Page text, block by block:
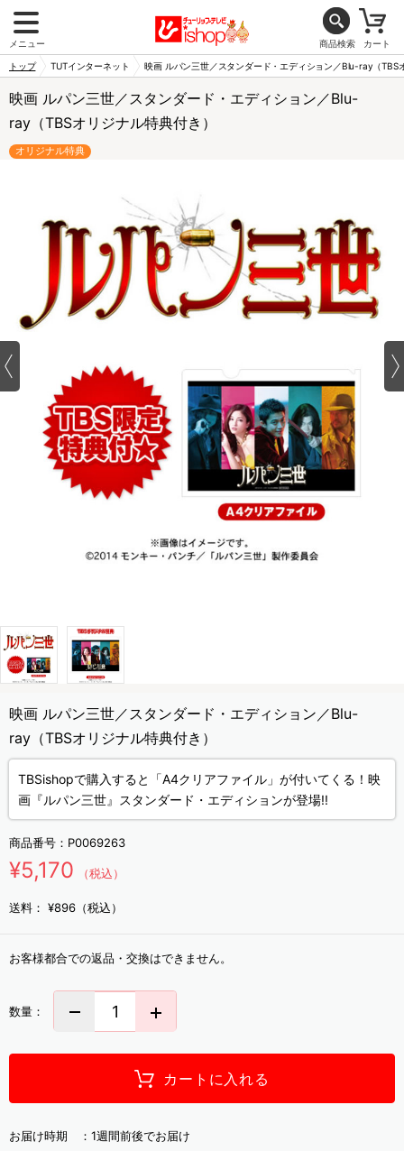
メニュー 商品検索 カート
トップ TUTインターネット 映画 ルパン三世／スタンダード・エディション／Blu-ray（TBS
映画 ルパン三世／スタンダード・エディション／Blu-
ray（TBSオリジナル特典付き）
オリジナル特典
映画 ルパン三世／スタンダード・エディション／Blu-
ray（TBSオリジナル特典付き）
TBSishopで購入すると「A4クリアファイル」が付いてくる！映
画『ルパン三世』スタンダード・エディションが登場!!
商品番号： P0069263
¥5,170 （税込）
送料： ¥896（税込）
お客様都合での返品・交換はできません。
数量：
カートに入れる
お届け時期 ： 1週間前後でお届け